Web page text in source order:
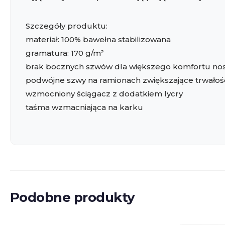
Szczegóły produktu:
materiał: 100% bawełna stabilizowana
gramatura: 170 g/m²
brak bocznych szwów dla większego komfortu
podwójne szwy na ramionach zwiększające
wzmocniony ściągacz z dodatkiem lycry
taśma wzmacniająca na karku
Podobne produkty